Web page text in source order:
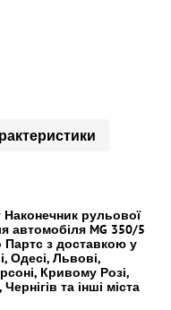
рульової
автомобіля MG 350/5
Партс з доставкою у
Одесі, Львові,
Кривому Розі,
та інші міста